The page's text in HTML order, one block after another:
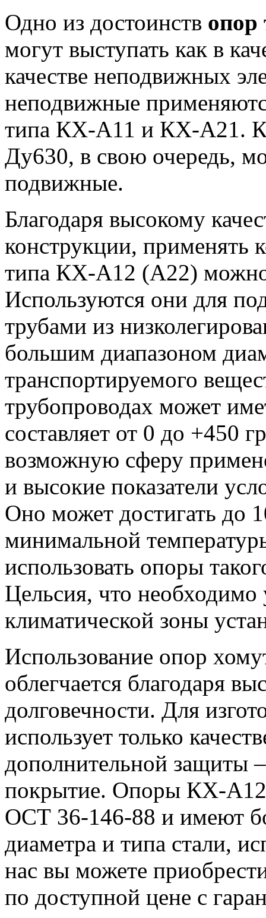
Одно из достоинств
могут выступать как в
качестве неподвижных
неподвижные
типа КХ-А11 и КХ-А21.
Ду630, в свою очередь,
подвижные.
Благодаря высокому
конструкции, применять
типа КХ-А12 (А22) можно
Используются они для
трубами из
большим диапазоном
транспортируемого
трубопроводах может
составляет от 0 до +450
возможную сферу
и высокие показатели
Оно может достигать до
минимальной
использовать опоры
Цельсия, что
климатической зоны
Использование опор
облегчается благодаря
долговечности. Для
использует только
дополнительной защиты
покрытие. Опоры КХ-А12
ОСТ 36-146-88 и имеют
диаметра и типа стали,
нас вы можете
по доступной цене с